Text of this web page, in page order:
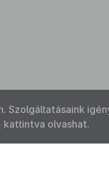
kattintva olvashat.